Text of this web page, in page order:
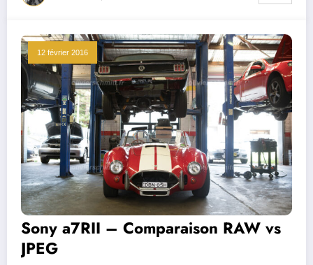
12 février 2016
Sony a7RII – Comparaison RAW vs
JPEG